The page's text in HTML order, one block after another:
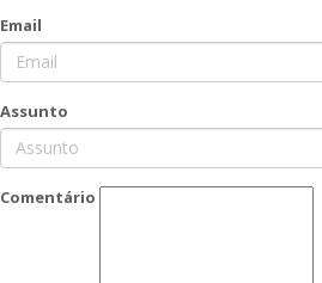
Email
Assunto
Comentário